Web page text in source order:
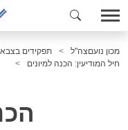
מכון נועםצה"ל תפקידים בצבא
חיל המודיעין: הכנה למיונים